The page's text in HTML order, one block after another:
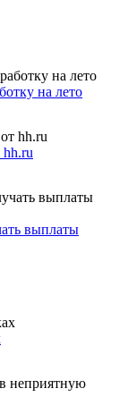
на лето
hh.ru
выплаты